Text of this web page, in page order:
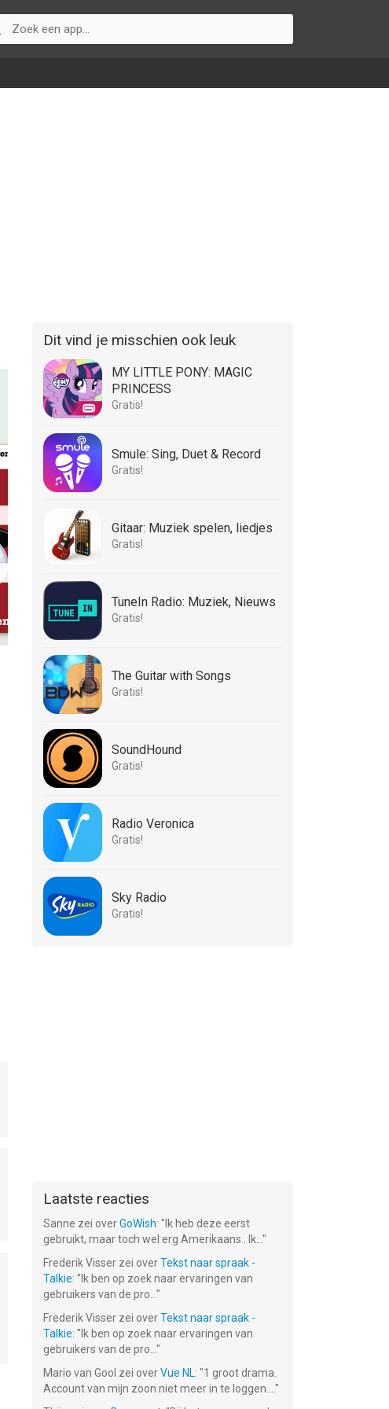
Dit vind je misschien ook leuk
MY LITTLE PONY: MAGIC
PRINCESS
Gratis!
Smule: Sing, Duet & Record
Gratis!
Gitaar: Muziek spelen, liedjes
Gratis!
TuneIn Radio: Muziek, Nieuws
Gratis!
The Guitar with Songs
Gratis!
SoundHound
Gratis!
Radio Veronica
Gratis!
Sky Radio
Gratis!
Laatste reacties
Sanne zei overGoWish: " Ik heb deze eerst
gebruikt, maar toch wel erg Amerikaans.. Ik... "
Frederik Visser zei overTekst naar spraak -
Talkie: " Ik ben op zoek naar ervaringen van
gebruikers van de pro... "
Frederik Visser zei overTekst naar spraak -
Talkie: " Ik ben op zoek naar ervaringen van
gebruikers van de pro... "
Mario van Gool zei overVue NL: "1 groot drama.
Account van mijn zoon niet meer in te loggen.... "